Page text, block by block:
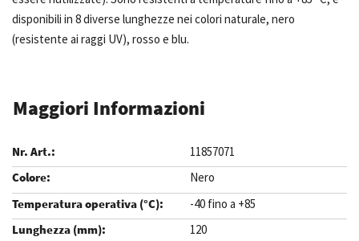
disponibili in 8 diverse lunghezze nei colori naturale, nero
(resistente ai raggi UV), rosso e blu.
Maggiori Informazioni
11857071
Nero
-40 fino a +85
120